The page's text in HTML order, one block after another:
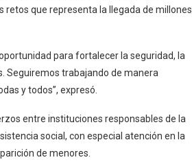
retos que representa la llegada de millones
para fortalecer la seguridad, la
Seguiremos trabajando de manera
y todos”, expresó.
entre instituciones responsables de la
social, con especial atención en la
de menores.